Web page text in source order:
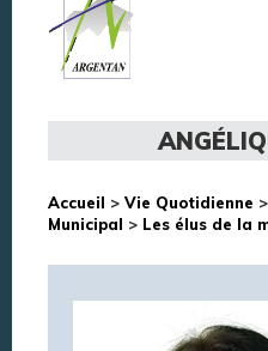
Accueil > Vie Quotidienne >
Municipal > Les élus de la